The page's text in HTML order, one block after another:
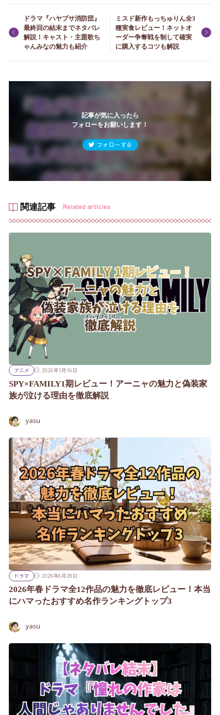
ドラマ『ハヤブサ消防団』
最終回の結末までネタバレ
解説！キャスト・主題歌ち
ゃんみなの魅力も紹介
ミスド新作もっちゅりん全3
種実食レビュー！ネットオ
ーダー争奪戦を制して確実
に購入するコツも解説
記事が気に入ったら
フォローをお願いします！
フォローする
関連記事 Related articles
アニメ 2026年1月16日
SPY×FAMILY1期レビュー！アーニャの魅力と偽装家
族が泣ける理由を徹底解説
yasu
ドラマ 2026年6月28日
2026年春ドラマ全12作品の魅力を徹底レビュー！本当
にハマったおすすめ名作ランキングトップ3
yasu